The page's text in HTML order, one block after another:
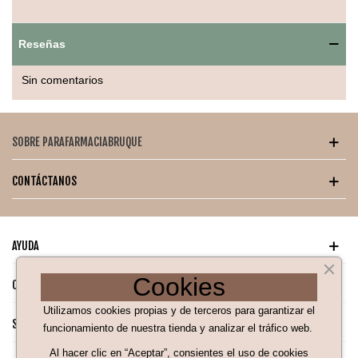
pulverizar directamente sobre la cara.
Reseñas
Sin comentarios
SOBRE PARAFARMACIABRUQUE
CONTÁCTANOS
AYUDA
CATÁLOGO PARA TI
SÍGUENOS EN NUESTRAS REDES SOCIALES
Cookies
Utilizamos cookies propias y de terceros para garantizar el
funcionamiento de nuestra tienda y analizar el tráfico web.
Al hacer clic en “Aceptar”, consientes el uso de cookies